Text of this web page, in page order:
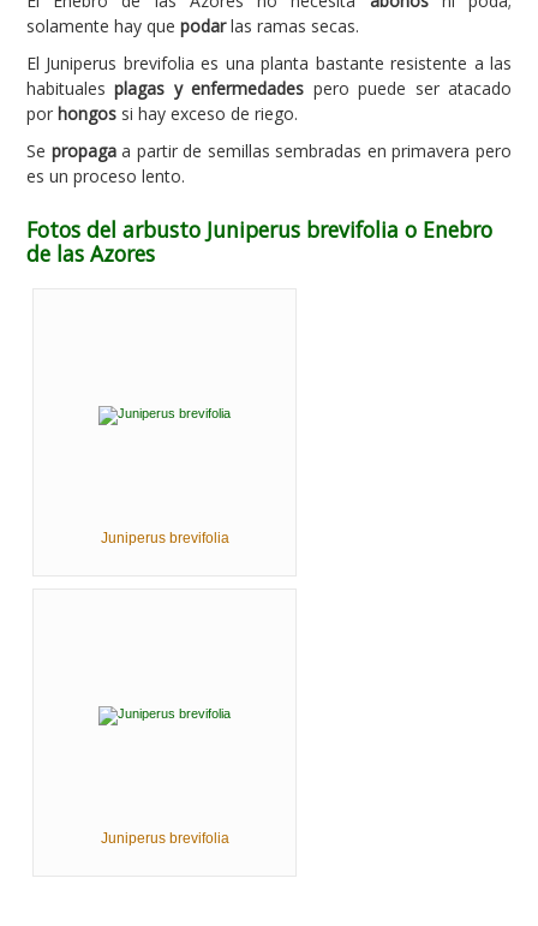
solamente hay que podarlas ramas secas.
El Juniperus brevifolia es una planta bastante resistente a las
habitualesplagas y enfermedades pero puede ser atacado
por hongos si hay exceso de riego.
Se propagaa partir de semillas sembradas en primavera pero
es un proceso lento.
Fotos del arbusto Juniperus brevifolia o Enebro
de las Azores
Juniperus brevifolia
Juniperus brevifolia